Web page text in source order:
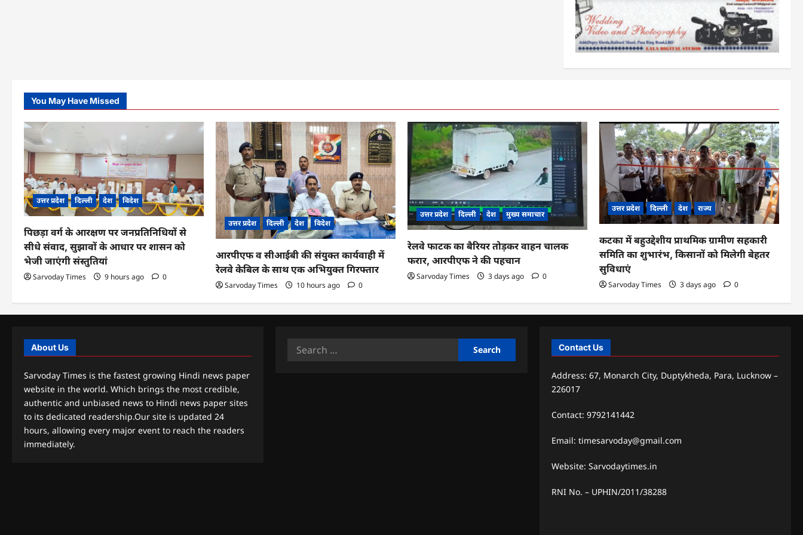
You May Have Missed
उत्तर प्रदेश दिल्ली देश विदेश
पिछड़ा वर्ग के आरक्षण पर जनप्रतिनिधियों से
सीधे संवाद, सुझावों के आधार पर शासन को
भेजी जाएंगी संस्तुतियां
Sarvoday Times 9 hours ago 0
उत्तर प्रदेश दिल्ली देश विदेश
आरपीएफ व सीआईबी की संयुक्त कार्यवाही में
रेलवे केबिल के साथ एक अभियुक्त गिरफ्तार
Sarvoday Times 10 hours ago 0
उत्तर प्रदेश दिल्ली देश मुख्य समाचार
रेलवे फाटक का बैरियर तोड़कर वाहन चालक
फरार, आरपीएफ ने की पहचान
Sarvoday Times 3 days ago 0
उत्तर प्रदेश दिल्ली देश राज्य
कटका में बहुउद्देशीय प्राथमिक ग्रामीण सहकारी
समिति का शुभारंभ, किसानों को मिलेगी बेहतर
सुविधाएं
Sarvoday Times 3 days ago 0
About Us
Sarvoday Times is the fastest growing Hindi news paper
website in the world. Which brings the most credible,
authentic and unbiased news to Hindi news paper sites
to its dedicated readership.Our site is updated 24
hours, allowing every major event to reach the readers
immediately.
Search
Contact Us
Address: 67, Monarch City, Duptykheda, Para, Lucknow –
226017
Contact: 9792141442
Email: timesarvoday@gmail.com
Website: Sarvodaytimes.in
RNI No. – UPHIN/2011/38288